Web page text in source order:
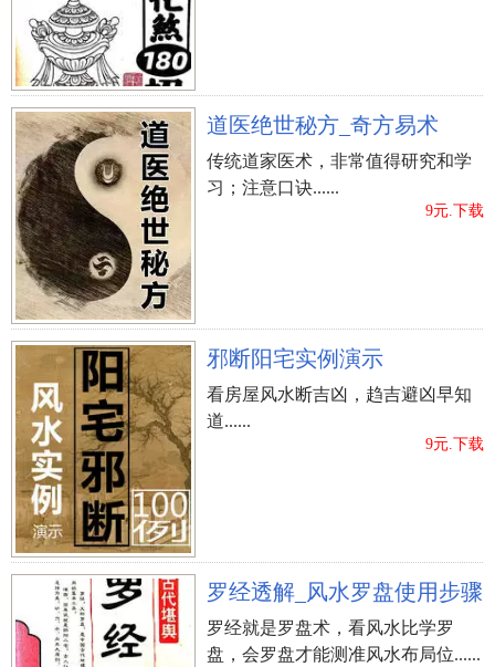
道医绝世秘方_奇方易术
传统道家医术，非常值得研究和学
习；注意口诀......
9元.下载
邪断阳宅实例演示
看房屋风水断吉凶，趋吉避凶早知
道......
9元.下载
罗经透解_风水罗盘使用步骤
罗经就是罗盘术，看风水比学罗
盘，会罗盘才能测准风水布局位......